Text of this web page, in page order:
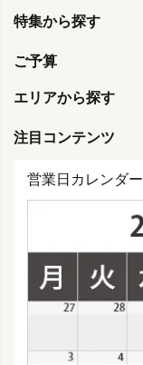
特集から探す
ご予算
エリアから探す
注目コンテンツ
営業日カレンダー